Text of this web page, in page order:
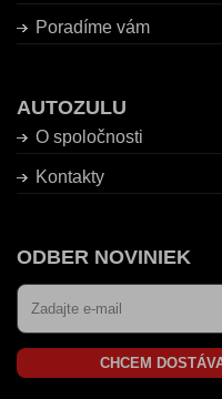
Poradíme vám
AUTOZULU
O spoločnosti
Kontakty
ODBER NOVINIEK
CHCEM